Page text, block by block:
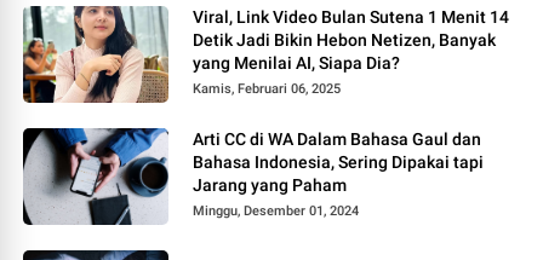
Viral, Link Video Bulan Sutena 1 Menit 14
Detik Jadi Bikin Hebon Netizen, Banyak
yang Menilai AI, Siapa Dia?
Kamis, Februari 06, 2025
Arti CC di WA Dalam Bahasa Gaul dan
Bahasa Indonesia, Sering Dipakai tapi
Jarang yang Paham
Minggu, Desember 01, 2024